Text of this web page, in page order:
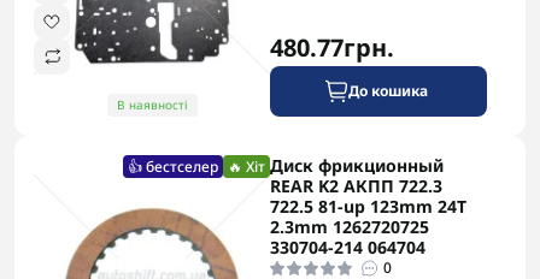
замовлення по всій території України. У
Запоріжжі виконуємо діагностику та ремонт
коробки 722.3 з повною гарантією на всі
виконані роботи та якісні комплектуючі.
В наявності
480.77грн.
До кошика
👍 бестселер 🔥 Хіт Диск фрикционный
REAR K2 АКПП 722.3
722.5 81-up 123mm 24T
2.3mm 1262720725
330704-214 064704
0